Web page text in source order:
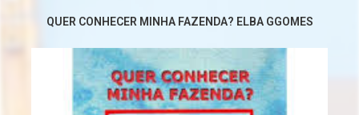
QUER CONHECER MINHA FAZENDA? ELBA GGOMES